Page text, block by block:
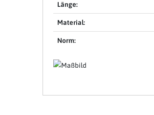
Länge:
Material:
Norm: